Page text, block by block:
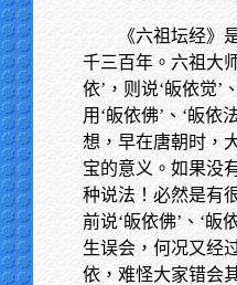
《六祖坛经》
千三百年。六祖大
依’，则说‘皈依觉’
用‘皈依佛’、‘皈依
想，早在唐朝时，
宝的意义。如果没
种说法！必然是有
前说‘皈依佛’、‘皈
生误会，何况又经
依，难怪大家错会